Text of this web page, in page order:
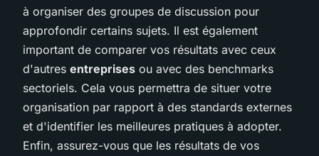
à organiser des groupes de discussion pour
approfondir certains sujets. Il est également
important de comparer vos résultats avec ceux
d'autres entreprises ou avec des benchmarks
sectoriels. Cela vous permettra de situer votre
organisation par rapport à des standards externes
et d'identifier les meilleures pratiques à adopter.
Enfin, assurez-vous que les résultats de vos